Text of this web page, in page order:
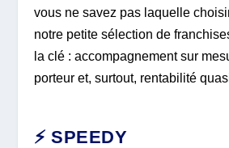
vous ne savez pas laquelle
notre petite sélection de
la clé : accompagnement sur
porteur et, surtout, rentabilité
⚡ SPEEDY